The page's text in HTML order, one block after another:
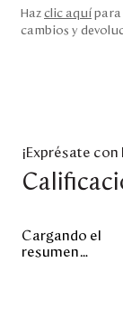
Haz clic aquí para
cambios y
¡Exprésate con
Cargando el
resumen…